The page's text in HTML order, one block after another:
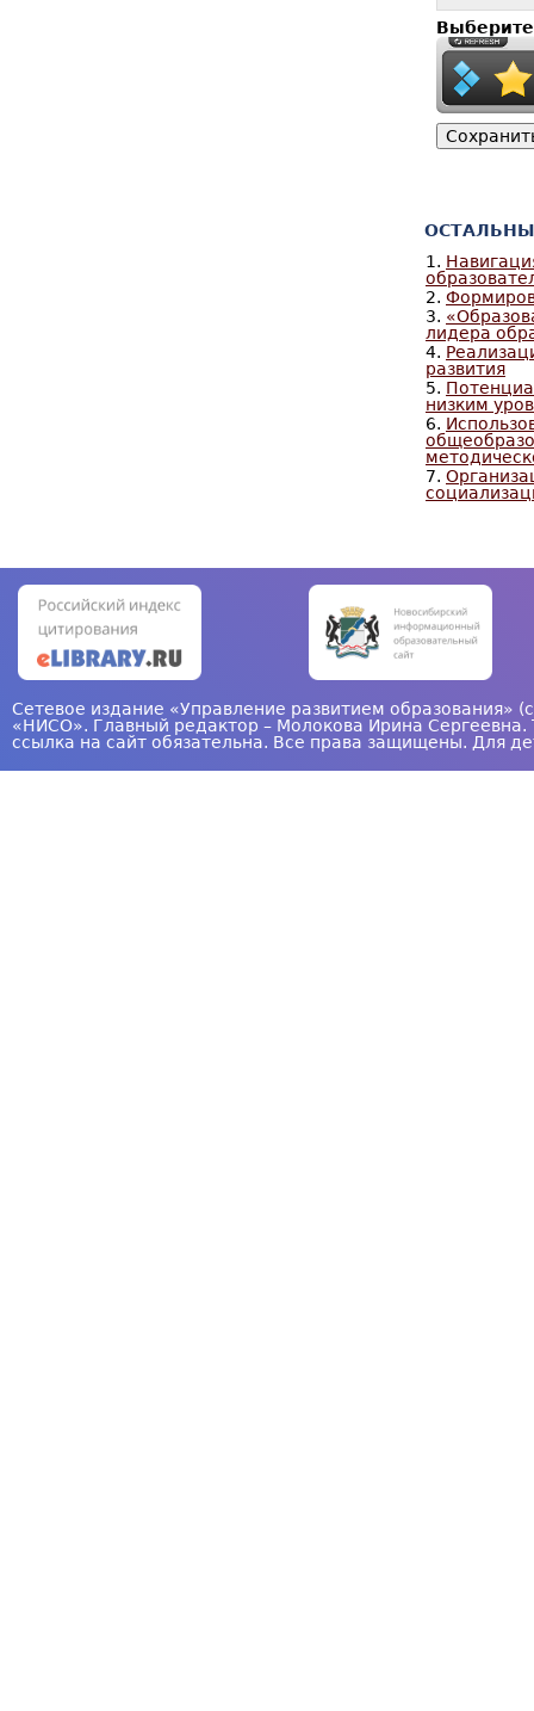
1.
2.
3.
лидера
4.
развития
5.
низким
6.
7.
Сетевое издание «Управление развитием
«НИСО». Главный редактор – Молокова Ирина
ссылка на сайт обязательна. Все права защищены. Для